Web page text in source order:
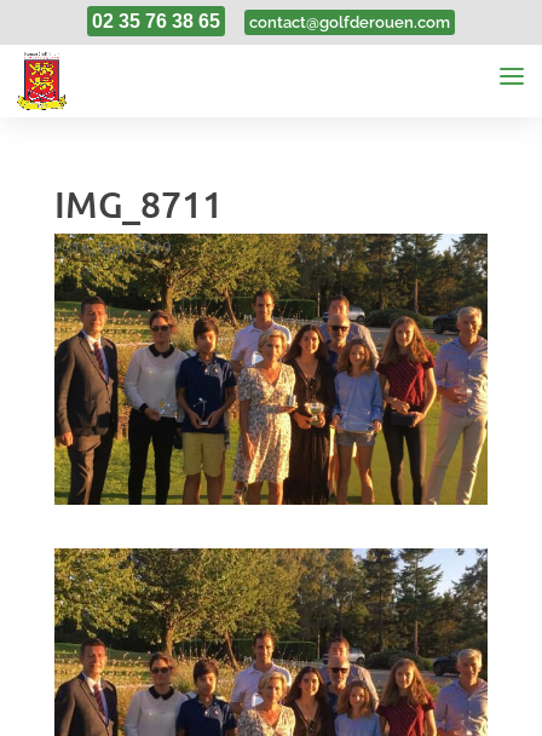
02 35 76 38 65 contact@golfderouen.com
IMG_8711
16, Sep, 2019